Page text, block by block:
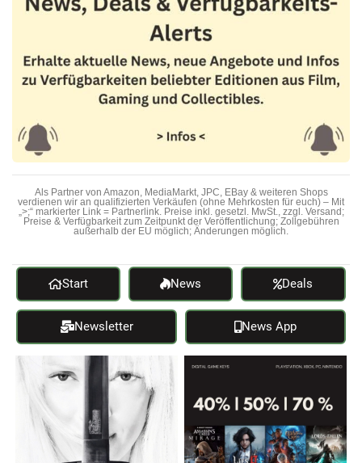
Als Partner von Amazon, MediaMarkt, JPC, EBay & weiteren Shops
verdienen wir an qualifizierten Verkäufen (ohne Mehrkosten für euch) – Mit
„>;“ markierter Link = Partnerlink. Preise inkl. gesetzl. MwSt., zzgl. Versand;
Preise & Verfügbarkeit zum Zeitpunkt der Veröffentlichung; Zollgebühren
außerhalb der EU möglich; Änderungen möglich.
Start News Deals
Newsletter News App